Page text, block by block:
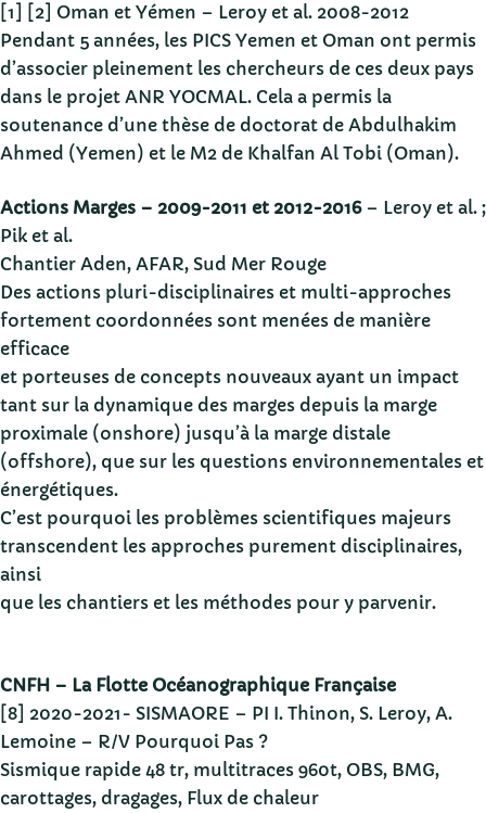
[1] [2] Oman et Yémen – Leroy et al. 2008-2012
Pendant 5 années, les PICS Yemen et Oman ont permis
d’associer pleinement les chercheurs de ces deux pays
dans le projet ANR YOCMAL. Cela a permis la
soutenance d’une thèse de doctorat de Abdulhakim
Ahmed (Yemen) et le M2 de Khalfan Al Tobi (Oman).
Actions Marges – 2009-2011 et 2012-2016– Leroy et al. ;
Pik et al.
Chantier Aden, AFAR, Sud Mer Rouge
Des actions pluri-disciplinaires et multi-approches
fortement coordonnées sont menées de manière
efficace
et porteuses de concepts nouveaux ayant un impact
tant sur la dynamique des marges depuis la marge
proximale (onshore) jusqu’à la marge distale
(offshore), que sur les questions environnementales et
énergétiques.
C’est pourquoi les problèmes scientifiques majeurs
transcendent les approches purement disciplinaires,
ainsi
que les chantiers et les méthodes pour y parvenir.
CNFH – La Flotte Océanographique Française
[8] 2020-2021- SISMAORE – PI I. Thinon, S. Leroy, A.
Lemoine – R/V Pourquoi Pas ?
Sismique rapide 48 tr, multitraces 960t, OBS, BMG,
carottages, dragages, Flux de chaleur